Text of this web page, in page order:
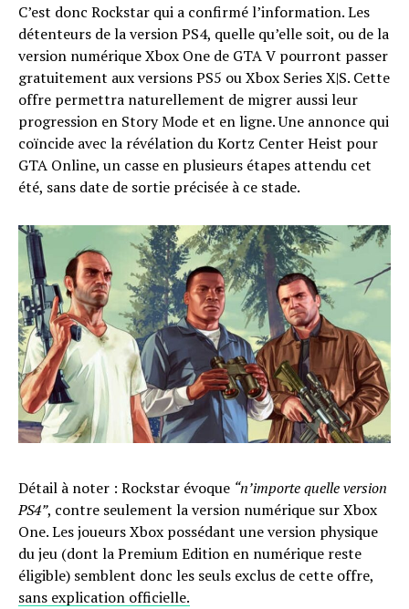
C’est donc Rockstar qui a confirmé l’information. Les
détenteurs de la version PS4, quelle qu’elle soit, ou de la
version numérique Xbox One de GTA V pourront passer
gratuitement aux versions PS5 ou Xbox Series X|S. Cette
offre permettra naturellement de migrer aussi leur
progression en Story Mode et en ligne. Une annonce qui
coïncide avec la révélation du Kortz Center Heist pour
GTA Online, un casse en plusieurs étapes attendu cet
été, sans date de sortie précisée à ce stade.
Détail à noter : Rockstar évoque “n’importe quelle version
PS4”, contre seulement la version numérique sur Xbox
One. Les joueurs Xbox possédant une version physique
du jeu (dont la Premium Edition en numérique reste
éligible) semblent donc les seuls exclus de cette offre,
sans explication officielle.